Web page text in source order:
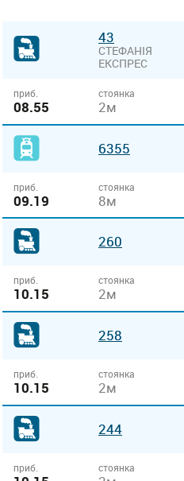
43
СТЕФАНІЯ
ЕКСПРЕС
приб.
08.55
стоянка
2м
6355
приб.
09.19
стоянка
8м
260
приб.
10.15
стоянка
2м
258
приб.
10.15
стоянка
2м
244
приб. стоянка